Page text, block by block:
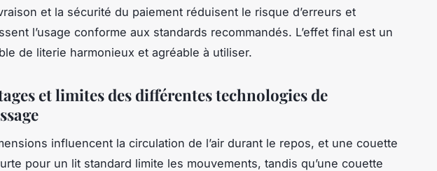
et la sécurité du paiement réduisent le risque d’erreurs et
l’usage conforme aux standards recommandés. L’effet final est un
de literie harmonieux et agréable à utiliser.
et limites des différentes technologies de
influencent la circulation de l’air durant le repos, et une couette
pour un lit standard limite les mouvements, tandis qu’une couette